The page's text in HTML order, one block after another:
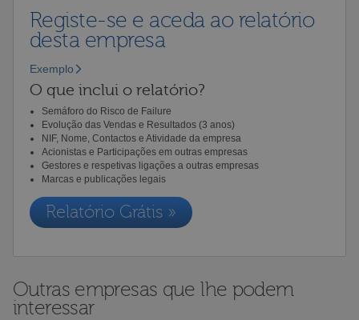
Registe-se e aceda ao relatório
desta empresa
Exemplo
O que inclui o relatório?
Semáforo do Risco de Failure
Evolução das Vendas e Resultados (3 anos)
NIF, Nome, Contactos e Atividade da empresa
Acionistas e Participações em outras empresas
Gestores e respetivas ligações a outras empresas
Marcas e publicações legais
Relatório Grátis »
Outras empresas que lhe podem
interessar